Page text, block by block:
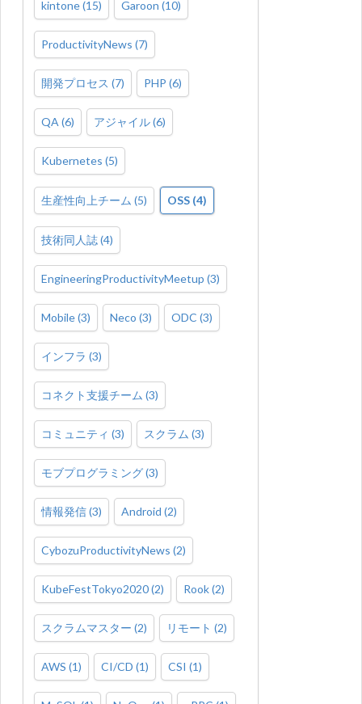
kintone(15) Garoon (10)
ProductivityNews (7)
開発プロセス (7) PHP (6)
QA (6) アジャイル(6)
Kubernetes (5)
生産性向上チーム (5) OSS (4)
技術同人誌(4)
EngineeringProductivityMeetup (3)
Mobile(3) Neco (3) ODC (3)
インフラ (3)
コネクト支援チーム (3)
コミュニティ (3) スクラム (3)
モブプログラミング(3)
情報発信(3) Android (2)
CybozuProductivityNews (2)
KubeFestTokyo2020(2) Rook(2)
スクラムマスター (2) リモート (2)
AWS (1) CI/CD (1) CSI (1)